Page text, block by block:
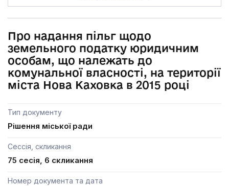
Про надання пільг щодо
земельного податку юридичним
особам, що належать до
комунальної власності, на території
міста Нова Каховка в 2015 році
Тип документу
Рішення міської ради
Сессія, скликання
75 сесія, 6 скликання
Номер документа та дата